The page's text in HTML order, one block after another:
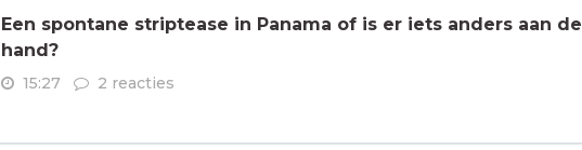
Een spontane striptease in Panama of is er iets anders aan de
hand?
15:27 2 reacties